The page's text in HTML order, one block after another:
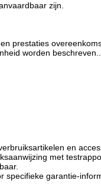
zijn.
prestaties
worden beschreven..
en
met
garantie-